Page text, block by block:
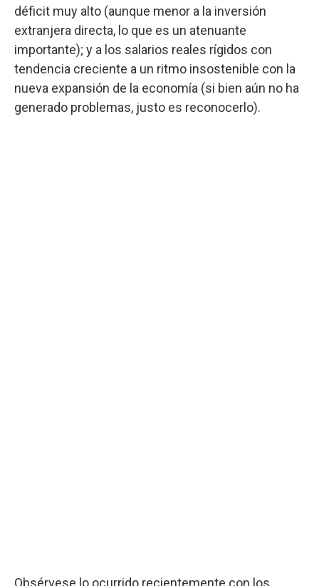
déficit muy alto (aunque menor a la inversión
extranjera directa, lo que es un atenuante
importante); y a los salarios reales rígidos con
tendencia creciente a un ritmo insostenible con la
nueva expansión de la economía (si bien aún no ha
generado problemas, justo es reconocerlo).
Obsérvese lo ocurrido recientemente con los